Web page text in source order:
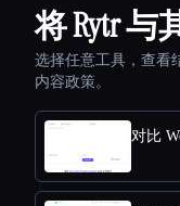
将 Rytr
选择任意工具，查看
内容政策。